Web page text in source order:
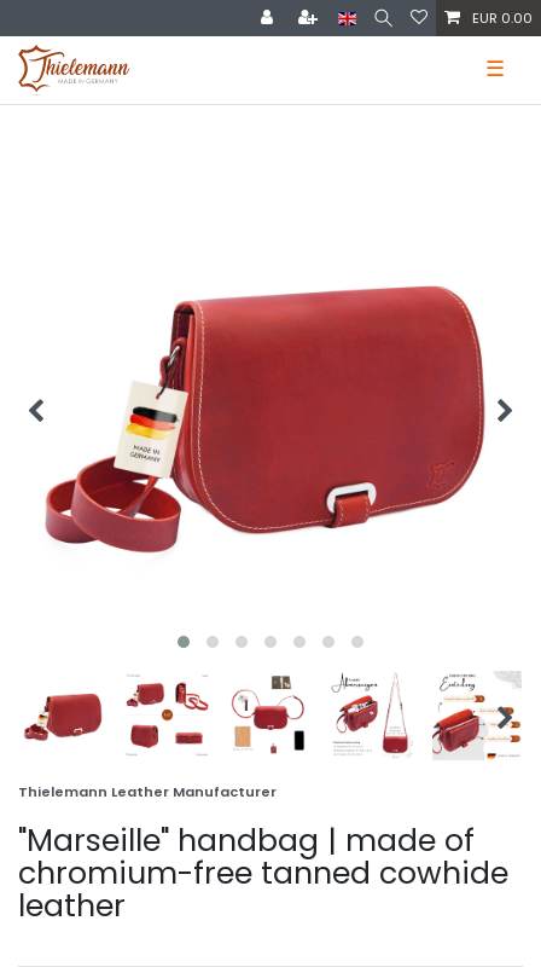
EUR 0.00
☰
Thielemann Leather Manufacturer
"Marseille" handbag | made of
chromium-free tanned cowhide
leather